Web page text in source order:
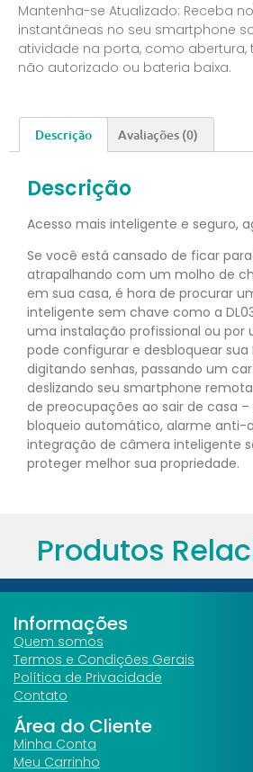
Mantenha-se Atualizado: Receba
instantâneas no seu smartphone
atividade na porta, como abertura,
não autorizado ou bateria baixa.
Descrição Avaliações (0)
Descrição
Acesso mais inteligente e seguro,
Se você está cansado de ficar
atrapalhando com um molho de
em sua casa, é hora de procurar
inteligente sem chave como a
uma instalação profissional ou por
pode configurar e desbloquear sua
digitando senhas, passando um
deslizando seu smartphone
de preocupações ao sair de casa
bloqueio automático, alarme anti-
integração de câmera inteligente
proteger melhor sua propriedade.
Produtos
Informações
Quem somos
Termos e Condições Gerais
Política de Privacidade
Contato
Área do Cliente
Minha Conta
Meu Carrinho